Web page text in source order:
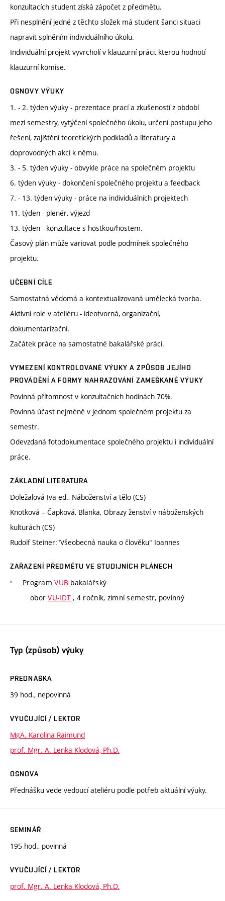
konzultacích student získá zápočet z předmětu.
Při nesplnění jedné z těchto složek má student šanci situaci
napravit splněním individuálního úkolu.
Individuální projekt vyvrcholí v klauzurní práci, kterou hodnotí
klauzurní komise.
OSNOVY VÝUKY
1. - 2. týden výuky - prezentace prací a zkušeností z období
mezi semestry, vytýčení společného úkolu, určení postupu jeho
řešení, zajištění teoretických podkladů a literatury a
doprovodných akcí k němu.
3. - 5. týden výuky - obvykle práce na společném projektu
6. týden výuky - dokončení společného projektu a feedback
7. - 13. týden výuky - práce na individuálních projektech
11. týden - plenér, výjezd
13. týden - konzultace s hostkou/hostem.
Časový plán může variovat podle podmínek společného
projektu.
UČEBNÍ CÍLE
Samostatná vědomá a kontextualizovaná umělecká tvorba.
Aktivní role v ateliéru - ideotvorná, organizační,
dokumentarizační.
Začátek práce na samostatné bakalářské práci.
VYMEZENÍ KONTROLOVANÉ VÝUKY A ZPŮSOB JEJÍHO
PROVÁDĚNÍ A FORMY NAHRAZOVÁNÍ ZAMEŠKANÉ VÝUKY
Povinná přítomnost v konzultačních hodinách 70%.
Povinná účast nejméně v jednom společném projektu za
semestr.
Odevzdaná fotodokumentace společného projektu i individuální
práce.
ZÁKLADNÍ LITERATURA
Doležalová Iva ed., Náboženství a tělo (CS)
Knotková – Čapková, Blanka, Obrazy ženství v náboženských
kulturách (CS)
Rudolf Steiner:"Všeobecná nauka o člověku" Ioannes
ZAŘAZENÍ PŘEDMĚTU VE STUDIJNÍCH PLÁNECH
ProgramVUB bakalářský
oborVU-IDT , 4 ročník, zimní semestr, povinný
Typ (způsob) výuky
PŘEDNÁŠKA
39 hod., nepovinná
VYUČUJÍCÍ / LEKTOR
MgA. Karolina Raimund
prof. Mgr. A. Lenka Klodová, Ph.D.
OSNOVA
Přednášku vede vedoucí ateliéru podle potřeb aktuální výuky.
SEMINÁŘ
195 hod., povinná
VYUČUJÍCÍ / LEKTOR
prof. Mgr. A. Lenka Klodová, Ph.D.